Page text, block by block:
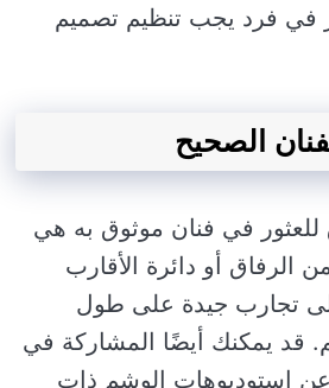
في فرد يجب تنظيم تصميم
الصحيح
في فنان موثوق به هي
الرفاق أو دائرة الأقارب
تجارب جيدة على طول
قد يمكنك أيضًا المشاركة في
استوديوهات الوشم ذات